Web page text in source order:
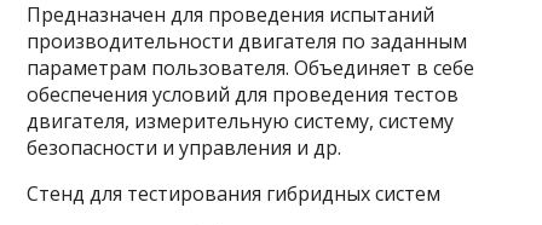
Предназначен для проведения испытаний
производительности двигателя по заданным
параметрам пользователя. Объединяет в себе
обеспечения условий для проведения тестов
двигателя, измерительную систему, систему
безопасности и управления и др.
Стенд для тестирования гибридных систем